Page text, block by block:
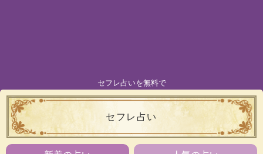
セフレ占いを無料で
セフレ占い